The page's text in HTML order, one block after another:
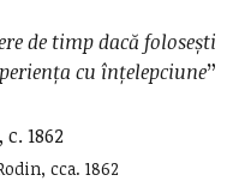
de timp dacă folosești
cu înțelepciune”
cca. 1862